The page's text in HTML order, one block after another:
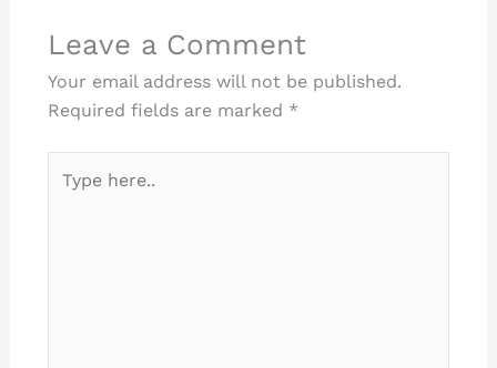
Leave a Comment
Your email address will not be published.
Required fields are marked *
here..